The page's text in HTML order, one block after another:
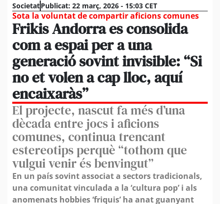
SocietatPublicat: 22 març, 2026 - 15:03 CET
Sota la voluntat de compartir aficions comunes
Frikis Andorra es consolida
com a espai per a una
generació sovint invisible: “Si
no et volen a cap lloc, aquí
encaixaràs”
El projecte, nascut fa més d’una
dècada entre jocs i aficions
comunes, continua trencant
estereotips perquè “tothom que
vulgui venir és benvingut”
En un país sovint associat a sectors tradicionals,
una comunitat vinculada a la ‘cultura pop’ i als
anomenats hobbies ‘friquis’ ha anat guanyant